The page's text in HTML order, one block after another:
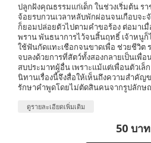
ปลูกฝังคุณธรรมแก่เด็ก ในช่วงเริ่มต้น ร
จ้อยรบกวนเวลาหลับพักผ่อนจนเกือบจะ
ก็ยอมปล่อยตัวไปตามคำขอร้อง ต่อมาเ
พราน พันธนาการไว้จนสิ้นฤทธิ์ เจ้าห
ใช้ฟันกัดแทะเชือกจนขาดเพื่อ ช่วยชีวิต
จบลงด้วยการที่สัตว์ทั้งสองกลายเป็นเพื่
สบประมาทผู้อื่น เพราะแม้แต่เพื่อนตัวเล็
นิทานเรื่องนี้จึงสื่อให้เห็นถึงความสำคัญ
รักษาคำพูดโดยไม่ตัดสินคนจากรูปลักษ
ดูรายละเอียดเพิ่มเติม
50 บาท